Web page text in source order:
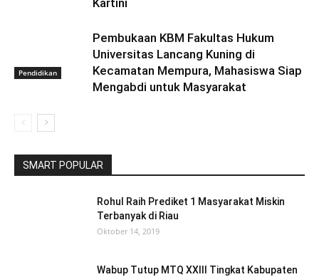
Kartini
Pendidikan
Pembukaan KBM Fakultas Hukum
Universitas Lancang Kuning di
Kecamatan Mempura, Mahasiswa Siap
Mengabdi untuk Masyarakat
SMART POPULAR
Rohul Raih Prediket 1 Masyarakat Miskin
Terbanyak di Riau
Oktober 14, 2019
Wabup Tutup MTQ XXIII Tingkat Kabupaten